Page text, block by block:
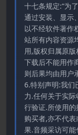
十七条规定:“为
通过安装、显示
以不经软件著作
站所有内容资源
用,版权归属原
下载后不能用作
则后果均由用户
6.特别声明:我们
力.任何关于实
行验证.所使用
购买者,亦不代
果.音频采访可